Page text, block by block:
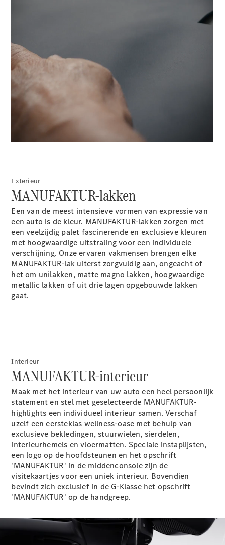
CLA
C-Klasse
C-Klasse
Limousine
EQE
Limousine
E-Klasse
S-Klasse
Lang
Mercedes-
Maybach S-
Klasse
Configurator
Mercedes-
Benz Store
SUV
EQA
EQE
SUV
Elektrisch
EQS
SUV
Elektrisch
Mercedes-
Maybach
EQS SUV
Elektrisch
GLA
GLA
Nieuw
GLA Nieuw Elektrisch
GLB Elektrisch
GLB
GLC
Elektrisch
GLC Coupé
GLE
Exterieur
MANUFAKTUR-lakken
Een van de meest intensieve vormen van expressie van
een auto is de kleur. MANUFAKTUR-lakken zorgen met
een veelzijdig palet fascinerende en exclusieve kleuren
met hoogwaardige uitstraling voor een individuele
verschijning. Onze ervaren vakmensen brengen elke
MANUFAKTUR-lak uiterst zorgvuldig aan, ongeacht of
het om unilakken, matte magno lakken, hoogwaardige
metallic lakken of uit drie lagen opgebouwde lakken
gaat.
Interieur
MANUFAKTUR-interieur
Maak met het interieur van uw auto een heel persoonlijk
statement en stel met geselecteerde MANUFAKTUR-
highlights een individueel interieur samen. Verschaf
uzelf een eersteklas wellness-oase met behulp van
exclusieve bekledingen, stuurwielen, sierdelen,
interieurhemels en vloermatten. Speciale instaplijsten,
een logo op de hoofdsteunen en het opschrift
'MANUFAKTUR' in de middenconsole zijn de
visitekaartjes voor een uniek interieur. Bovendien
bevindt zich exclusief in de G-Klasse het opschrift
'MANUFAKTUR' op de handgreep.